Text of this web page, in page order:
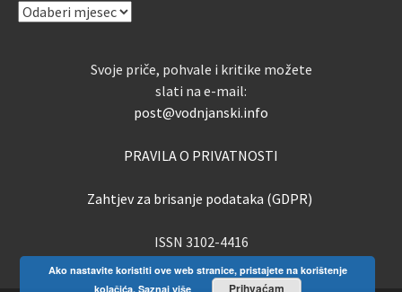
ARHIVA
Svoje priče, pohvale i kritike možete
slati na e-mail:
post@vodnjanski.info
PRAVILA O PRIVATNOSTI
Zahtjev za brisanje podataka (GDPR)
ISSN 3102-4416
Ako nastavite koristiti ove web stranice, pristajete na korištenje
kolačića. Saznaj više Prihvaćam